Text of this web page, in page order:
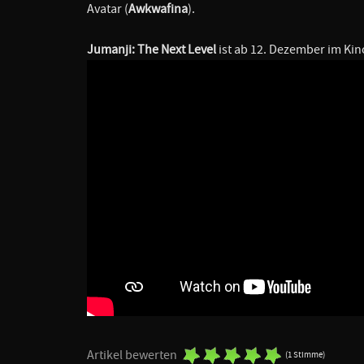
Avatar (Awkwafina).
Jumanji: The Next Level ist ab 12. Dezember im
Artikel bewerten (1 Stimme)